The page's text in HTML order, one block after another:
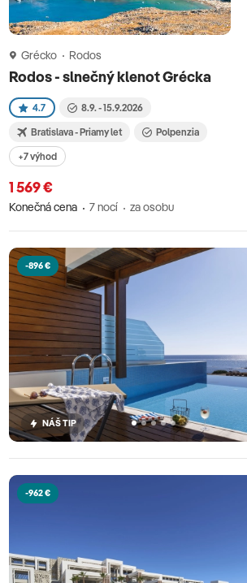
Grécko Rodos
Rodos - slnečný klenot Grécka
4.7 8.9. - 15.9.2026
Bratislava - Priamy let
Polpenzia
+7 výhod
1 569 €
Konečná cena 7 nocí za osobu
-896 €
NÁŠ TIP
-962 €